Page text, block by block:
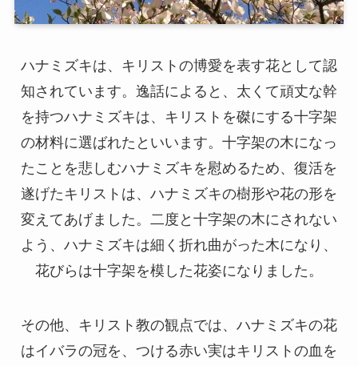
ハナミズキは、キリストの博愛を表す花として認
知されています。逸話によると、太くて頑丈な幹
を持つハナミズキは、キリストを磔にする十字架
の材料に選ばれたといいます。十字架の木になっ
たことを悲しむハナミズキを慰めるため、復活を
遂げたキリストは、ハナミズキの樹形や花の形を
変えてあげました。二度と十字架の木にされない
よう、ハナミズキは細く折れ曲がった木になり、
花びらは十字架を模した花姿になりました。
その他、キリスト教の観点では、ハナミズキの花
はイバラの冠を、つける赤い実はキリストの血を